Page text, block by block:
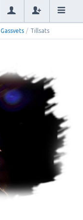
Gassvets / Tillsats